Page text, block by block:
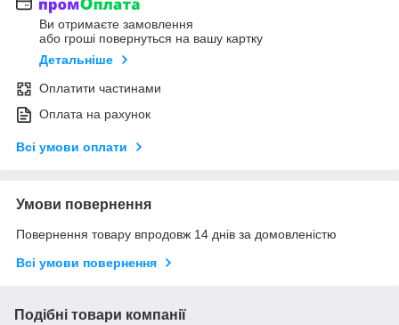
Ви отримаєте замовлення
або гроші повернуться на вашу картку
Детальніше
Оплатити частинами
Оплата на рахунок
Всі умови оплати
Умови повернення
Повернення товару впродовж 14 днів за домовленістю
Всі умови повернення
Подібні товари компанії